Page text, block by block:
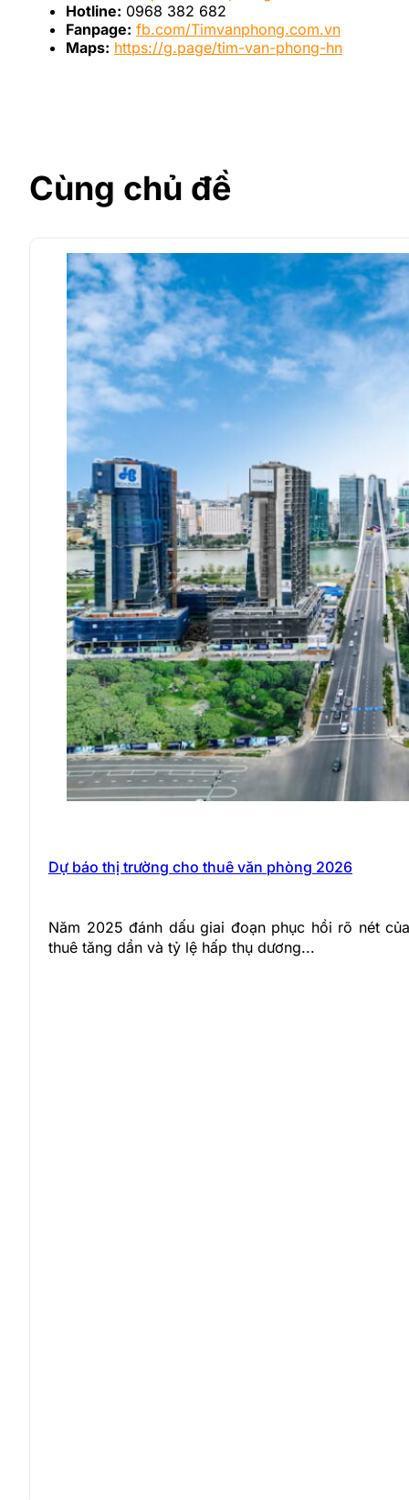
Hotline: 0968 382 682
Fanpage: fb.com/Timvanphong.com.vn
Maps: https://g.page/tim-van-phong-hn
Cùng chủ đề
Dự báo thị trường cho thuê văn phòng 2026
Năm 2025 đánh dấu giai đoạn phục hồi rõ nét
thuê tăng dần và tỷ lệ hấp thụ dương...